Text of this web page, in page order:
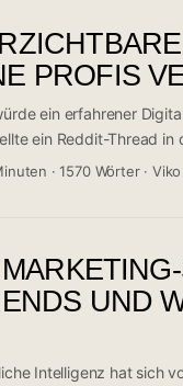
und Claude sind
...
PROFIS
ein erfahrener
ein Reddit-Thread in
aus. Das Ergebnis ist
baut auf die
welches Tool zu
·1570 Wörter·
UND
Intelligenz hat sich